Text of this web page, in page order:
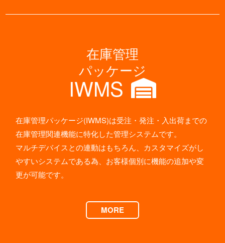
在庫管理
パッケージ
IWMS
在庫管理パッケージ(IWMS)は受注・発注・入出荷までの
在庫管理関連機能に特化した管理システムです。
マルチデバイスとの連動はもちろん、カスタマイズがし
やすいシステムである為、お客様個別に機能の追加や変
更が可能です。
MORE